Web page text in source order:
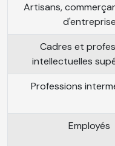
Artisans,
d'entreprise
Cadres et
intellectuelles
Professions
Employés